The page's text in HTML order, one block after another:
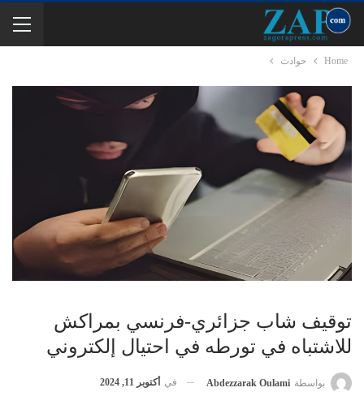
Home حوادث
توقيف شاب جزائري-فرنسي بمراكش
للاشتباه في تورطه في احتيال إلكتروني
بواسطة Abdezzarak Oulami في أكتوبر 11, 2024